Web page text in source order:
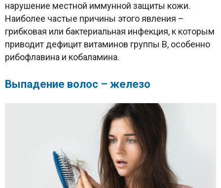
нарушение местной иммунной защиты кожи.
Наиболее частые причины этого явления –
грибковая или бактериальная инфекция, к которым
приводит дефицит витаминов группы В, особенно
рибофлавина и кобаламина.
Выпадение волос – железо